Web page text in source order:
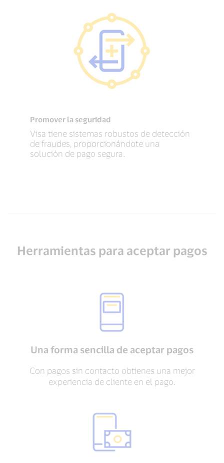
Promover la seguridad
Visa tiene sistemas robustos de detección
de fraudes, proporcionándote una
solución de pago segura.
Herramientas para aceptar pagos
Una forma sencilla de aceptar pagos
Con pagos sin contacto obtienes una mejor
experiencia de cliente en el pago.